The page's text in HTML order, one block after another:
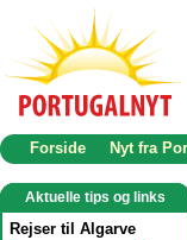
Forside Nyt fra
Aktuelle tips og links
Rejser til Algarve